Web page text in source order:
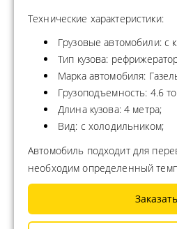
Технические характеристики:
Грузовые автомобили: с
Тип кузова:
Марка автомобиля:
Грузоподъемность: 4.6
Длина кузова: 4 метра;
Вид: с холодильником;
Автомобиль подходит для
необходим определенный
Заказать